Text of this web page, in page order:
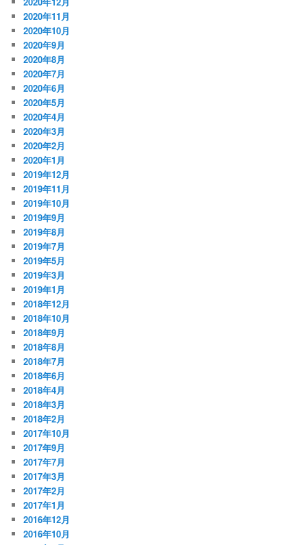
2020年11月
2020年10月
2020年9月
2020年8月
2020年7月
2020年6月
2020年5月
2020年4月
2020年3月
2020年2月
2020年1月
2019年12月
2019年11月
2019年10月
2019年9月
2019年8月
2019年7月
2019年5月
2019年3月
2019年1月
2018年12月
2018年10月
2018年9月
2018年8月
2018年7月
2018年6月
2018年4月
2018年3月
2018年2月
2017年10月
2017年9月
2017年7月
2017年3月
2017年2月
2017年1月
2016年12月
2016年10月